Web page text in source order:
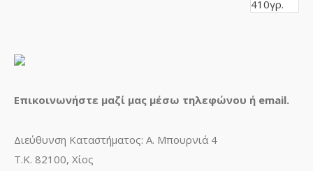
Επικοινωνήστε μαζί μας μέσω τηλεφώνου ή email.
Διεύθυνση Καταστήματος: Α. Μπουρνιά 4
Τ.Κ. 82100, Χίος